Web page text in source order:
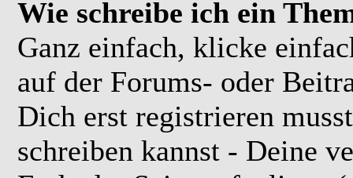
Wie schreibe ich ein
Ganz einfach, klicke
auf der Forums- oder
Dich erst registrieren
schreiben kannst - Deine